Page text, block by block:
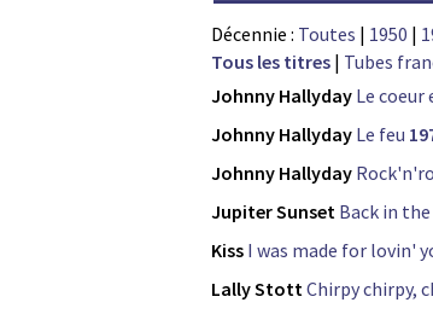
Décennie : Toutes | 1950 |
Tous les titres | Tubes
Johnny Hallyday Le coeur
Johnny Hallyday Le feu
Johnny Hallyday
Jupiter Sunset Back in the
Kiss I was made for lovin'
Lally StottChirpy chirpy,